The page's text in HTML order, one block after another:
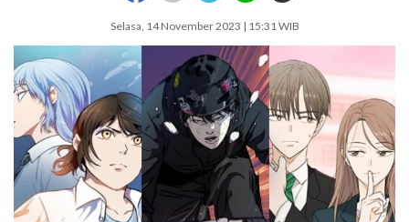
Selasa, 14 November 2023 | 15:31 WIB